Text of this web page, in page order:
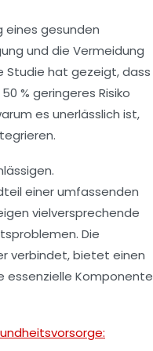
eines gesunden
und die Vermeidung
Studie hat gezeigt, dass
% geringeres Risiko
es unerlässlich ist,
einer umfassenden
vielversprechende
Die
verbindet, bietet einen
essenzielle Komponente